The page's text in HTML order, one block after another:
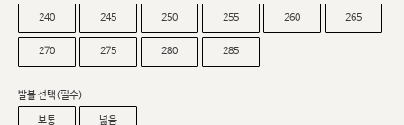
240 245 250 255 260 265
270 275 280 285
발볼 선택(필수)
보통 넓음